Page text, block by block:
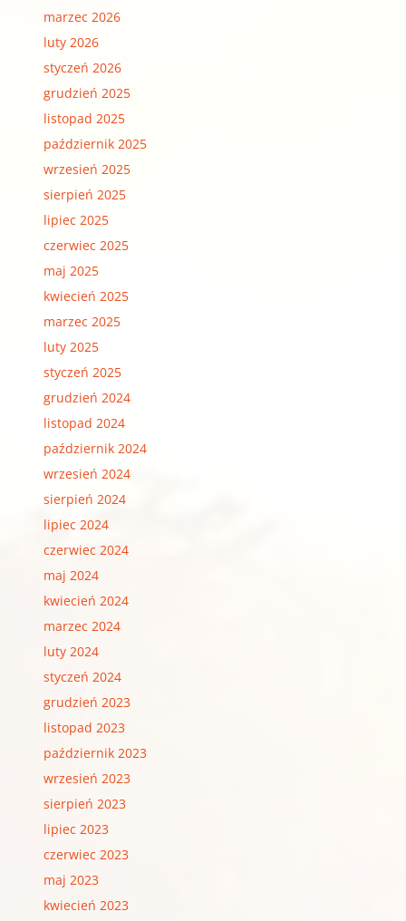
marzec 2026
luty 2026
styczeń 2026
grudzień 2025
listopad 2025
październik 2025
wrzesień 2025
sierpień 2025
lipiec 2025
czerwiec 2025
maj 2025
kwiecień 2025
marzec 2025
luty 2025
styczeń 2025
grudzień 2024
listopad 2024
październik 2024
wrzesień 2024
sierpień 2024
lipiec 2024
czerwiec 2024
maj 2024
kwiecień 2024
marzec 2024
luty 2024
styczeń 2024
grudzień 2023
listopad 2023
październik 2023
wrzesień 2023
sierpień 2023
lipiec 2023
czerwiec 2023
maj 2023
kwiecień 2023